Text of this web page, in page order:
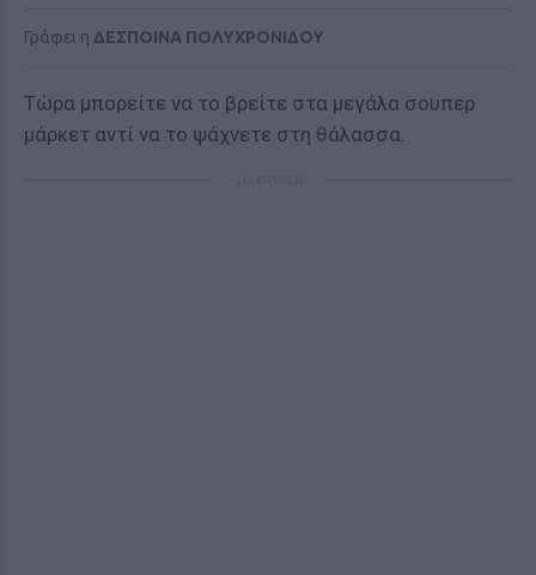
Γράφει η ΔΕΣΠΟΙΝΑ ΠΟΛΥΧΡΟΝΙΔΟΥ
Τώρα μπορείτε να το βρείτε στα μεγάλα σουπερ
μάρκετ αντί να το ψάχνετε στη θάλασσα.